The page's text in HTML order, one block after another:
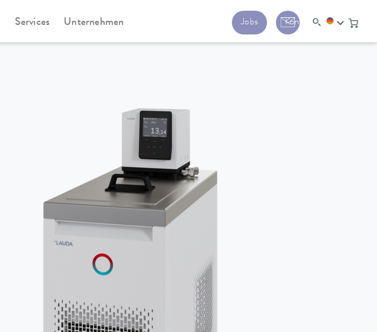
Services Unternehmen Jobs Kontakt